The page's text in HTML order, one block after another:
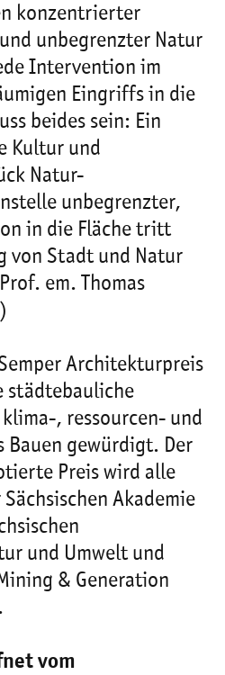
konzentrierter
unbegrenzter Natur
Intervention im
Eingriffs in die
beides sein: Ein
Kultur und
Natur-
unbegrenzter,
in die Fläche tritt
von Stadt und Natur
em. Thomas
Architekturpreis
städtebauliche
, ressourcen- und
Bauen gewürdigt. Der
Preis wird alle
Akademie
und Umwelt und
& Generation
vom